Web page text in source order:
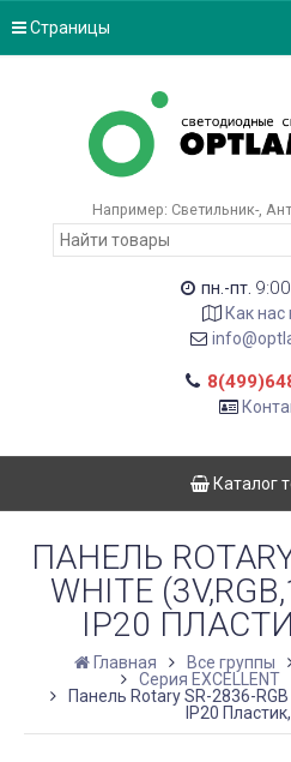
Страницы
Например: Светильник-
пн.-пт.
Как нас
Каталог
ПАНЕЛЬ
WHITE
IP20
Главная Все группы
Серия EXCELLENT
Панель Rotary SR-2836-RGB
IP20